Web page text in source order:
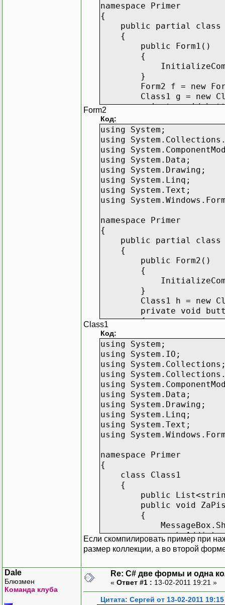
namespace Primer
{
public partial class
{
public Form1()
{
}
Form2 f = new
Class1 g = new
private void
{
}
private void
{
f.Show();
}
}
Form2
Код:
using System;
using
using
using System.Data;
using System.Drawing;
using System.Linq;
using System.Text;
using
namespace Primer
{
public partial class
{
public Form2()
{
}
Class1 h = new
private void
{
}
}
}
Class1
Код:
using System;
using System.IO;
using
using
using
using System.Data;
using System.Drawing;
using System.Linq;
using System.Text;
using
namespace Primer
{
class Class1
{
public List<string>
public void
{
spok.Add(q);
}
}
}
Если скомпилировать пример при
размер коллекции, а во второй
Dale
Блюзмен
Команда клуба
Re: C# две формы и одна
« Ответ #1 : 13-02-2011 19:21 »
Цитата: Сергей от 13-02-2011 19:15